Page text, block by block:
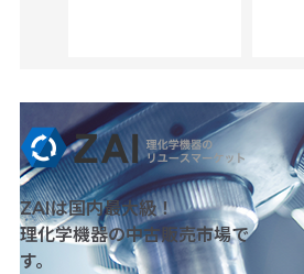
ZAIは国内最大級！
理化学機器の中古販売市場で
す。